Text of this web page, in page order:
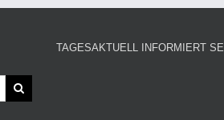
TAGESAKTUELL INFORMIERT